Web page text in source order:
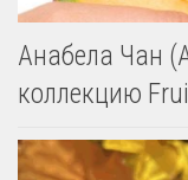
Анабела Чан
коллекцию